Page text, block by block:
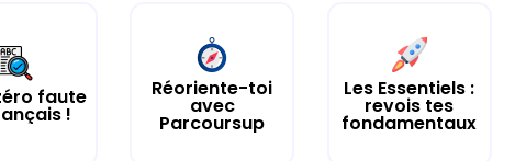
faute
!
Réoriente-toi
avec
Parcoursup
Les Essentiels :
revois tes
fondamentaux